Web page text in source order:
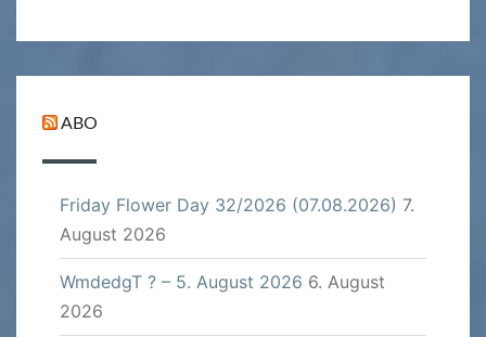
ABO
Friday Flower Day 32/2026 (07.08.2026) 7.
August 2026
WmdedgT ? – 5. August 2026 6. August
2026